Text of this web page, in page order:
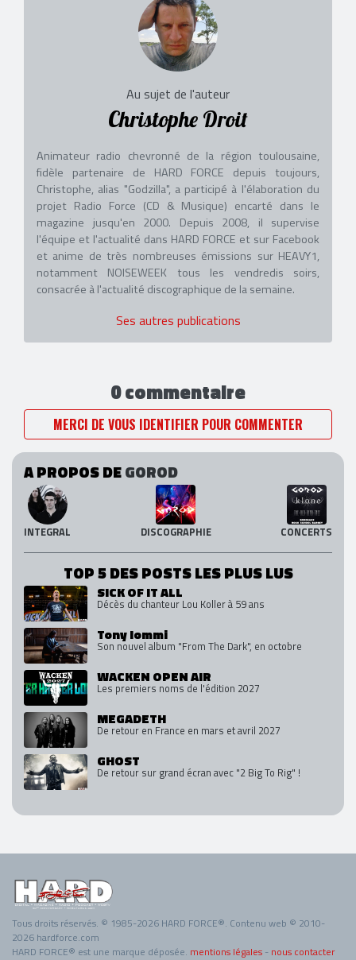
Au sujet de l'auteur
Christophe Droit
Animateur radio chevronné de la région toulousaine,
fidèle partenaire de HARD FORCE depuis toujours,
Christophe, alias "Godzilla", a participé à l'élaboration du
projet Radio Force (CD & Musique) encarté dans le
magazine jusqu'en 2000. Depuis 2008, il supervise
l'équipe et l'actualité dans HARD FORCE et sur Facebook
et anime de très nombreuses émissions sur HEAVY1,
notamment NOISEWEEK tous les vendredis soirs,
consacrée à l'actualité discographique de la semaine.
Ses autres publications
0 commentaire
MERCI DE VOUS IDENTIFIER POUR COMMENTER
A PROPOS DEGOROD
INTEGRAL DISCOGRAPHIE CONCERTS
TOP 5 DES POSTS LES PLUS LUS
SICK OF IT ALL
Décès du chanteur Lou Koller à 59 ans
Tony Iommi
Son nouvel album "From The Dark", en octobre
WACKEN OPEN AIR
Les premiers noms de l'édition 2027
MEGADETH
De retour en France en mars et avril 2027
GHOST
De retour sur grand écran avec "2 Big To Rig" !
Tous droits réservés. © 1985-2026 HARD FORCE®. Contenu web © 2010-
2026 hardforce.com
HARD FORCE® est une marque déposée. mentions légales - nous contacter